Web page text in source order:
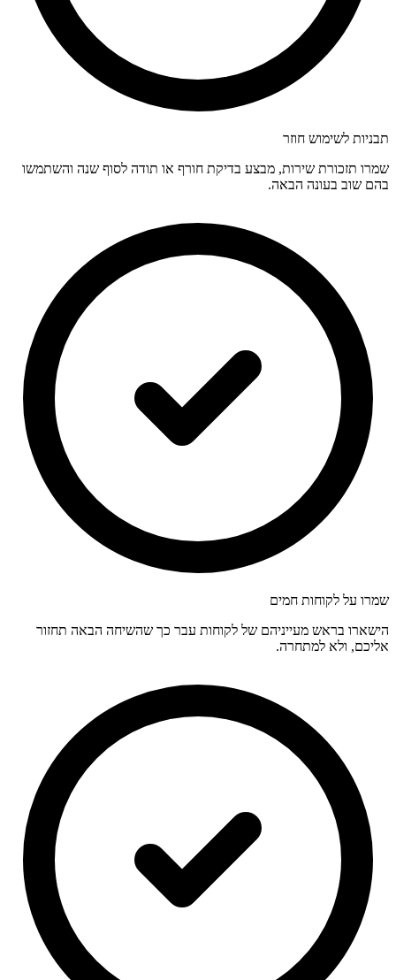
תבניות לשימוש חוזר
שמרו תזכורת שירות, מבצע בדיקת חורף או תודה לסוף שנה והשתמשו
בהם שוב בעונה הבאה.
שמרו על לקוחות חמים
הישארו בראש מעייניהם של לקוחות עבר כך שהשיחה הבאה תחזור
אליכם, ולא למתחרה.